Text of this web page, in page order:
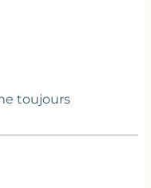
toujours